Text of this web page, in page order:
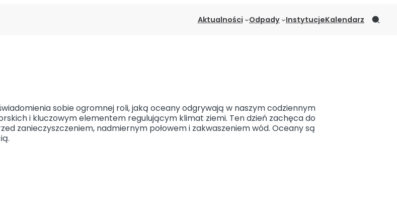
Aktualności Odpady InstytucjeKalendarz
sobie ogromnej roli, jaką oceany odgrywają w naszym codziennym
i kluczowym elementem regulującym klimat ziemi. Ten dzień zachęca do
zanieczyszczeniem, nadmiernym połowem i zakwaszeniem wód. Oceany są